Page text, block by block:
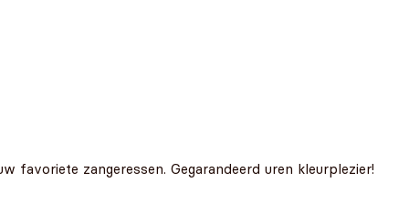
favoriete zangeressen. Gegarandeerd uren kleurplezier!